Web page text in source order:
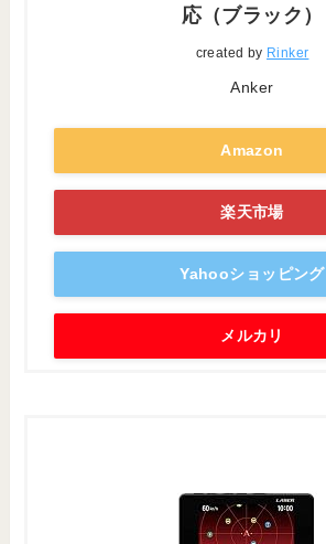
応（ブラック）
created by Rinker
Anker
Amazon
楽天市場
Yahooショッピング
メルカリ